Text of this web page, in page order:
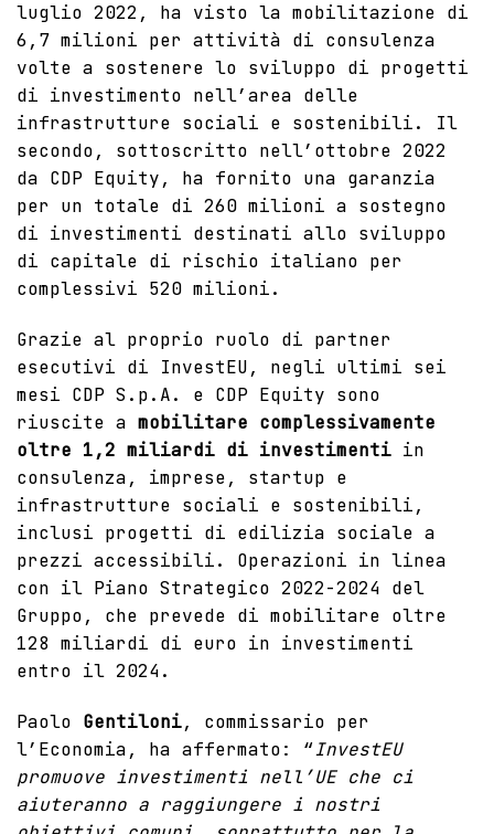
luglio 2022, ha visto la mobilitazione di
6,7 milioni per attività di consulenza
volte a sostenere lo sviluppo di progetti
di investimento nell’area delle
infrastrutture sociali e sostenibili. Il
secondo, sottoscritto nell’ottobre 2022
da CDP Equity, ha fornito una garanzia
per un totale di 260 milioni a sostegno
di investimenti destinati allo sviluppo
di capitale di rischio italiano per
complessivi 520 milioni.
Grazie al proprio ruolo di partner
esecutivi di InvestEU, negli ultimi sei
mesi CDP S.p.A. e CDP Equity sono
riuscite a mobilitare complessivamente
oltre 1,2 miliardi di investimenti in
consulenza, imprese, startup e
infrastrutture sociali e sostenibili,
inclusi progetti di edilizia sociale a
prezzi accessibili. Operazioni in linea
con il Piano Strategico 2022-2024 del
Gruppo, che prevede di mobilitare oltre
128 miliardi di euro in investimenti
entro il 2024.
Paolo Gentiloni, commissario per
l’Economia, ha affermato: “InvestEU
promuove investimenti nell’UE che ci
aiuteranno a raggiungere i nostri